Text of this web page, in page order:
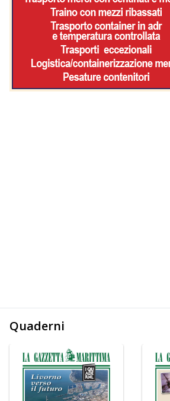
Quaderni